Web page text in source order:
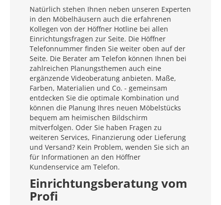
Natürlich stehen Ihnen neben unseren Experten
in den Möbelhäusern auch die erfahrenen
Kollegen von der Höffner Hotline bei allen
Einrichtungsfragen zur Seite. Die Höffner
Telefonnummer finden Sie weiter oben auf der
Seite. Die Berater am Telefon können Ihnen bei
zahlreichen Planungsthemen auch eine
ergänzende Videoberatung anbieten. Maße,
Farben, Materialien und Co. - gemeinsam
entdecken Sie die optimale Kombination und
können die Planung Ihres neuen Möbelstücks
bequem am heimischen Bildschirm
mitverfolgen. Oder Sie haben Fragen zu
weiteren Services, Finanzierung oder Lieferung
und Versand? Kein Problem, wenden Sie sich an
für Informationen an den Höffner
Kundenservice am Telefon.
Einrichtungsberatung vom
Profi